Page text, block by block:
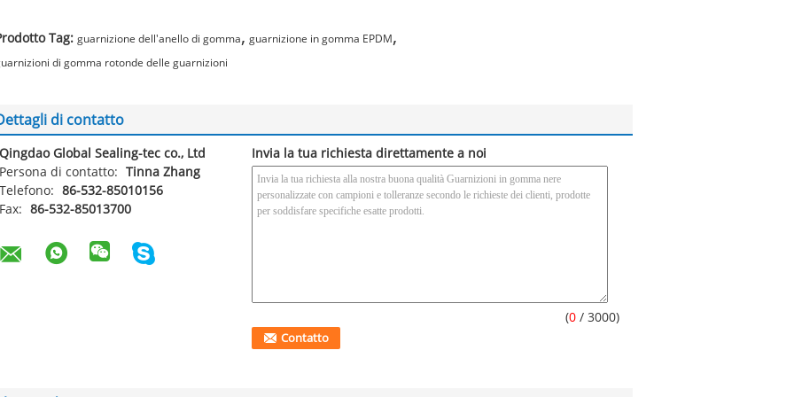
Tag: guarnizione dell'anello di gomma, guarnizione in gomma EPDM ,
di gomma rotonde delle guarnizioni
di contatto
Qingdao Global Sealing-tec co., Ltd
Persona di contatto: Tinna Zhang
Telefono: 86-532-85010156
Fax: 86-532-85013700
Invia la tua richiesta direttamente a noi
(0 / 3000)